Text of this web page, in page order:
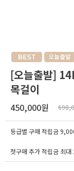
[오늘출발]
목걸이
450,000원
등급별 구매 적립금
첫구매 추가 적립금 최